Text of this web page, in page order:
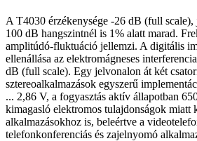
A T4030 érzékenysége -26 dB (full
100 dB hangszintnél is 1% alatt marad.
amplitúdó-fluktuáció jellemzi. A digitális
ellenállása az elektromágneses
dB (full scale). Egy jelvonalon át két
sztereoalkalmazások egyszerű
... 2,86 V, a fogyasztás aktív állapotban
kimagasló elektromos tulajdonságok miatt
alkalmazásokhoz is, beleértve a
telefonkonferenciás és zajelnyomó